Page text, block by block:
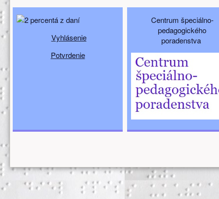
Doplňujúci obsah (spodný)
Vyhlásenie
Potvrdenie
Centrum špeciálno-
pedagogického
poradenstva